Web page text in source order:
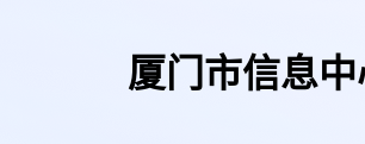
厦门市信息